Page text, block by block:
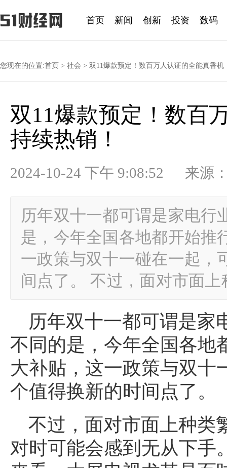
首页 新闻 创新 投资 数码
您现在的位置:首页 > 社会 > 双11爆款预定！数百万人认证的全能真香机
双11爆款预定！数百
持续热销！
2024-10-24 下午 9:08:52 来源
历年双十一都可谓是家电行
是，今年全国各地都开始推
一政策与双十一碰在一起，
间点了。 不过，面对市面
历年双十一都可谓是家
不同的是，今年全国各地
大补贴，这一政策与双十
个值得换新的时间点了。
不过，面对市面上种类
对时可能会感到无从下手